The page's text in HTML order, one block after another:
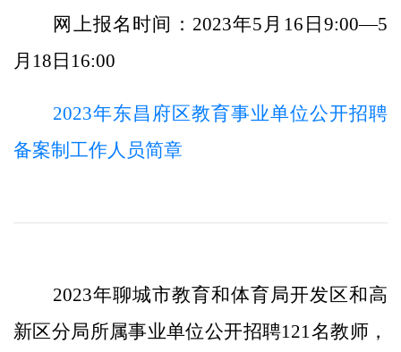
网上报名时间：2023年5月16日9:00—5
月18日16:00
2023年东昌府区教育事业单位公开招聘
备案制工作人员简章
2023年聊城市教育和体育局开发区和高
新区分局所属事业单位公开招聘121名教师，